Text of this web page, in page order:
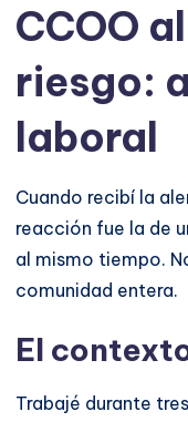
CCOO
riesgo:
laboral
Cuando recibí la
reacción fue la de
al mismo tiempo.
comunidad entera.
El
Trabajé durante